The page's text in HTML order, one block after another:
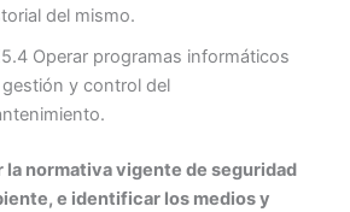
del mismo.
Operar programas informáticos
y control del
la normativa vigente de seguridad
e identificar los medios y